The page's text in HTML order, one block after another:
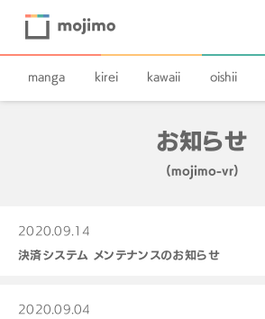
manga kirei kawaii oishii
お知らせ
(mojimo-vr)
2020.09.14
決済システム メンテナンスのお知らせ
2020.09.04